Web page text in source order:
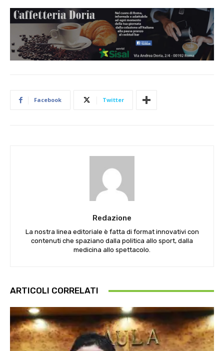
Facebook Twitter
Redazione
La nostra linea editoriale è fatta di format innovativi con
contenuti che spaziano dalla politica allo sport, dalla
medicina allo spettacolo.
ARTICOLI CORRELATI